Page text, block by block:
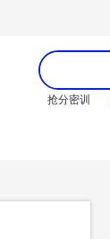
抢分密训